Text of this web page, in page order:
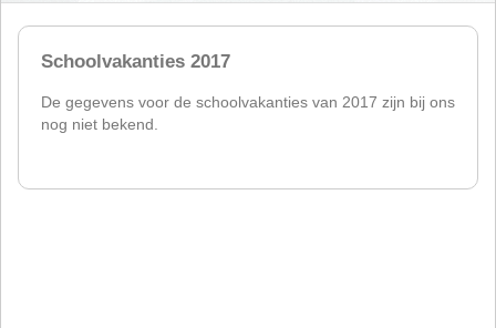
Schoolvakanties 2017
De gegevens voor de schoolvakanties van 2017 zijn bij ons
nog niet bekend.